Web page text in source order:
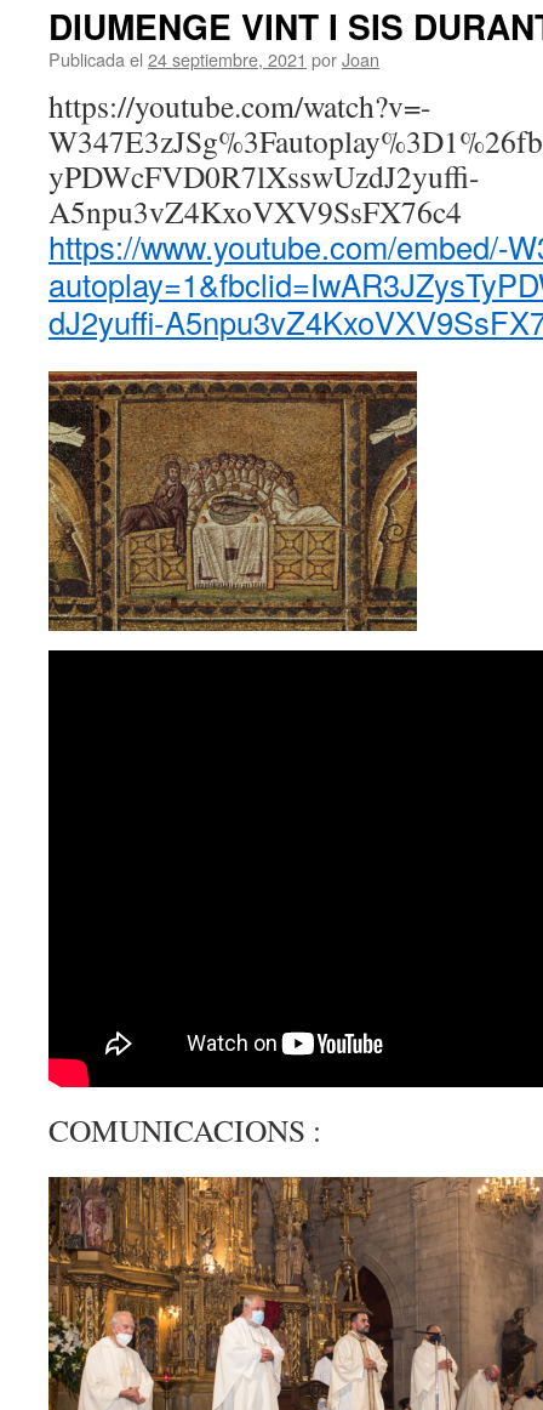
DIUMENGE VINT I SIS
Publicada el 24 septiembre, 2021 porJoan
https://youtube.com/watch?v=-
yPDWcFVD0R7lXsswUzdJ2yuffi-
A5npu3vZ4KxoVXV9SsFX76c4
https://www.youtube.com/embed/-
dJ2yuffi-
COMUNICACIONS :